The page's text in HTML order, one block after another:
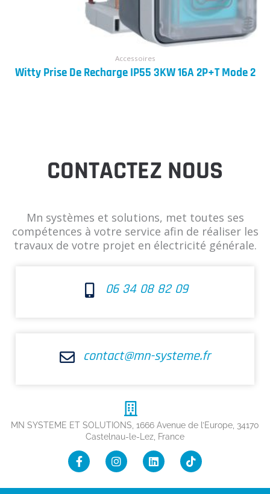
Accessoires
Witty Prise De Recharge IP55 3KW 16A 2P+T Mode 2
CONTACTEZ NOUS
Mn systèmes et solutions, met toutes ses
compétences à votre service afin de réaliser les
travaux de votre projet en électricité générale.
06 34 08 82 09
contact@mn-systeme.fr
MN SYSTEME ET SOLUTIONS, 1666 Avenue de l’Europe, 34170
Castelnau-le-Lez, France
F
a
c
e
I
n
s
t
L
i
n
k
T
i
k
t